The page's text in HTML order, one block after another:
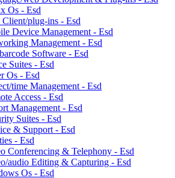
Os - Esd
plug-ins - Esd
Device Management - Esd
Management - Esd
Software - Esd
Suites - Esd
Os - Esd
time Management - Esd
Access - Esd
Management - Esd
Suites - Esd
& Support - Esd
- Esd
Conferencing & Telephony - Esd
audio Editing & Capturing - Esd
Os - Esd